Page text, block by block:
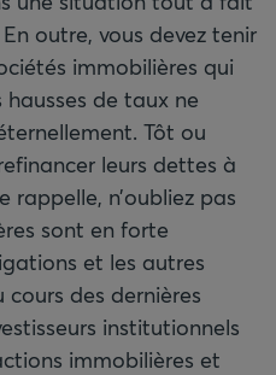
outre, vous devez tenir
immobilières qui
de taux ne
Tôt ou
leurs dettes à
rappelle, n’oubliez pas
sont en forte
et les autres
des dernières
institutionnels
immobilières et